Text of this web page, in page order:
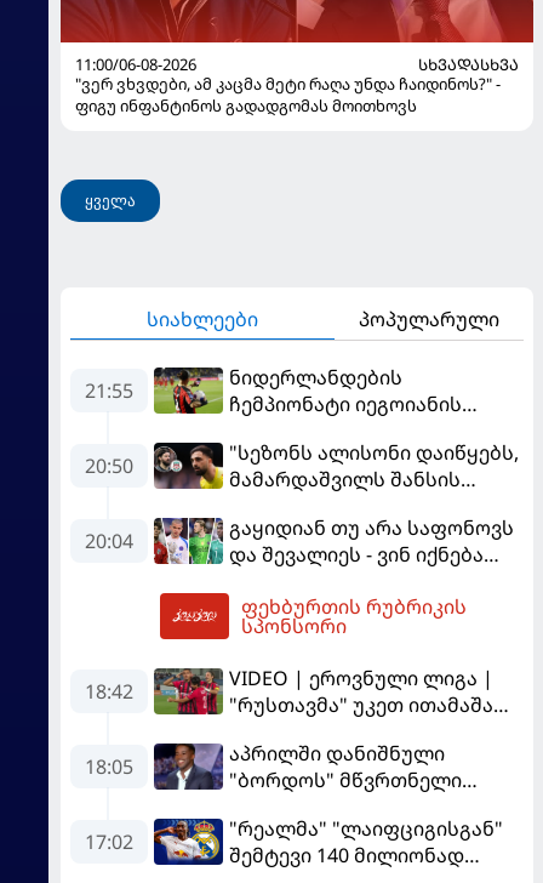
11:00/06-08-2026
ᲡᲮᲕᲐᲓᲐᲡᲮᲕᲐ
"ვერ ვხვდები, ამ კაცმა მეტი რაღა უნდა ჩაიდინოს?" -
ფიგუ ინფანტინოს გადადგომას მოითხოვს
ყველა
სიახლეები პოპულარული
21:55
ნიდერლანდების
ჩემპიონატი იეგოიანის
MVP გახდა
20:50
"სეზონს ალისონი დაიწყებს,
მამარდაშვილს შანსის
მოთმინება სჭირდება,
რომელსაც 100%-ით
"ლივერპულის" ყოფილმა
მეკარემ
20:04
გაყიდიან თუ არა საფონოვს
და შევალიეს - ვინ იქნება
ფეხბურთის რუბრიკის
სპონსორი
18:42
VIDEO | ეროვნული ლიგა |
"რუსთავმა" უკეთ ითამაშა
მოიგო, "ტორპედომ" გვიან
გაიღვიძა...
18:05
აპრილში დანიშნული
"ბორდოს" მწვრთნელი
17:02
"რეალმა" "ლაიფციგისგან"
შემტევი 140 მილიონად